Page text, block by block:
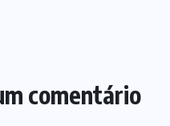
comentário